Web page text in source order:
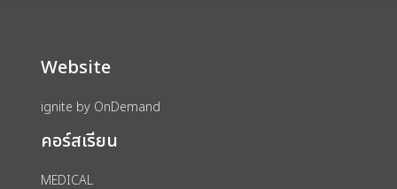
import_contacts วางแผนการเรียน
account_circle เข้าสู่ระบบ
assignment ลงทะเบียน
Website
ignite by OnDemand
คอร์สเรียน
MEDICAL